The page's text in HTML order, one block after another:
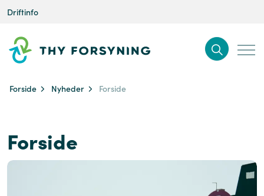
Driftinfo
Forside Nyheder Forside
Forside